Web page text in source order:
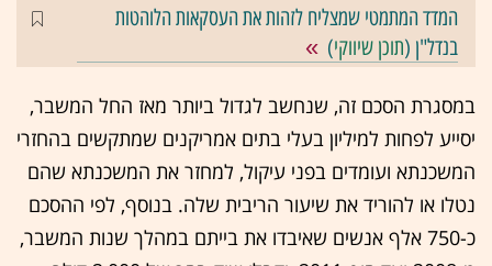
המדד המתמטי שמצליח לזהות את העסקאות הלוהטות
בנדל"ן (תוכן שיווקי)
במסגרת הסכם זה, שנחשב לגדול ביותר מאז החל המשבר,
יסייע לפחות למיליון בעלי בתים אמריקנים שמתקשים בהחזרי
המשכנתא ועומדים בפני עיקול, למחזר את המשכנתא שהם
נטלו או להוריד את שיעור הריבית שלה. בנוסף, לפי ההסכם
כ-750 אלף אנשים שאיבדו את בייתם במהלך שנות המשבר,